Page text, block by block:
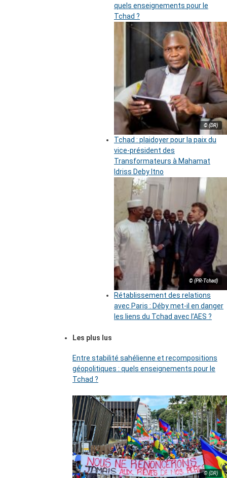
quels enseignements pour le
Tchad ?
© (DR)
Tchad : plaidoyer pour la paix du
vice-président des
Transformateurs à Mahamat
Idriss Deby Itno
© (PR-Tchad)
Rétablissement des relations
avec Paris : Déby met-il en danger
les liens du Tchad avec l’AES ?
Les plus lus
Entre stabilité sahélienne et recompositions
géopolitiques : quels enseignements pour le
Tchad ?
© (DR)